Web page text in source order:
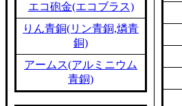
エコ砲金(エコブラス)
りん青銅(リン青銅,燐青
銅)
アームス(アルミニウム
青銅)